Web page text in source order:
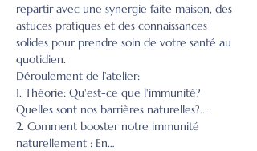
repartir avec une synergie faite maison, des
astuces pratiques et des connaissances
solides pour prendre soin de votre santé au
quotidien.
Déroulement de l’atelier:
1. Théorie: Qu'est-ce que l'immunité?
Quelles sont nos barrières naturelles?...
2. Comment booster notre immunité
naturellement : En…